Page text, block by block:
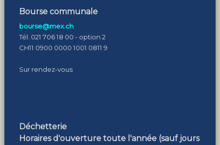
Bourse communale
bourse@mex.ch
Tél. 021 706 18 00 - option 2
CH11 0900 0000 1001 0811 9
Sur rendez-vous
Déchetterie
Horaires d'ouverture toute l'année (sauf jours